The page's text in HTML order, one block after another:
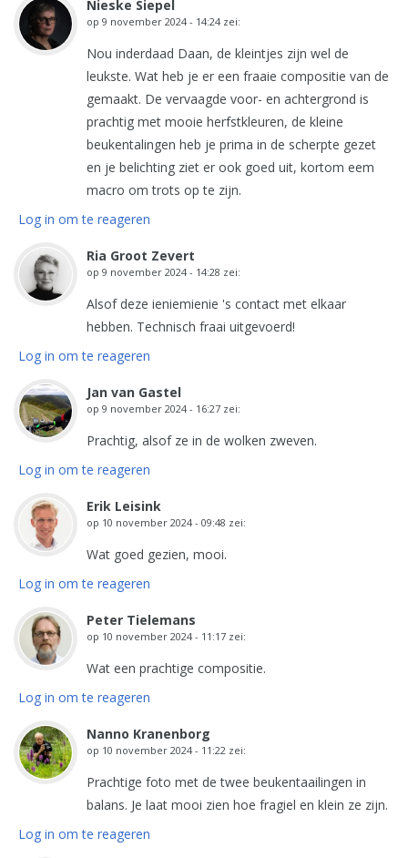
Nieske Siepel
op 9 november 2024 - 14:24 zei:
Nou inderdaad Daan, de kleintjes zijn wel de
leukste. Wat heb je er een fraaie compositie van de
gemaakt. De vervaagde voor- en achtergrond is
prachtig met mooie herfstkleuren, de kleine
beukentalingen heb je prima in de scherpte gezet
en je belichting ziet er ook goed uit, kortom eem
macro om trots op te zijn.
Log in om te reageren
Ria Groot Zevert
op 9 november 2024 - 14:28 zei:
Alsof deze ieniemienie 's contact met elkaar
hebben. Technisch fraai uitgevoerd!
Log in om te reageren
Jan van Gastel
op 9 november 2024 - 16:27 zei:
Prachtig, alsof ze in de wolken zweven.
Log in om te reageren
Erik Leisink
op 10 november 2024 - 09:48 zei:
Wat goed gezien, mooi.
Log in om te reageren
Peter Tielemans
op 10 november 2024 - 11:17 zei:
Wat een prachtige compositie.
Log in om te reageren
Nanno Kranenborg
op 10 november 2024 - 11:22 zei:
Prachtige foto met de twee beukentaailingen in
balans. Je laat mooi zien hoe fragiel en klein ze zijn.
Log in om te reageren